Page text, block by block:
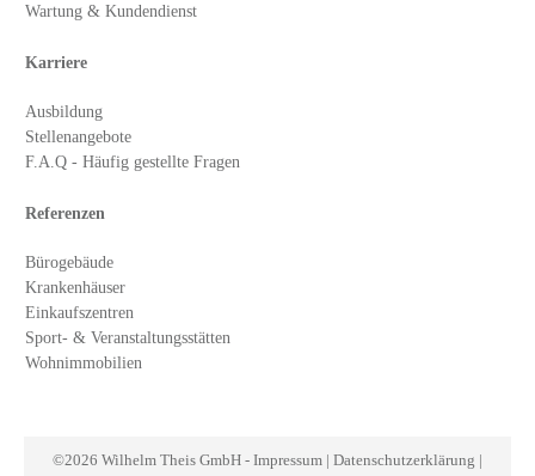
Wartung & Kundendienst
Karriere
Ausbildung
Stellenangebote
F.A.Q - Häufig gestellte Fragen
Referenzen
Bürogebäude
Krankenhäuser
Einkaufszentren
Sport- & Veranstaltungsstätten
Wohnimmobilien
©2026 Wilhelm Theis GmbH - Impressum | Datenschutzerklärung |